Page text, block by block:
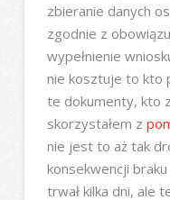
zbieranie danych
zgodnie z
wypełnienie
nie kosztuje to kto
te dokumenty, kto
skorzystałem z
nie jest to aż tak
konsekwencji
trwał kilka dni, ale